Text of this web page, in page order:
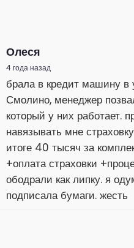
Олеся
4 года назад
брала в кредит машину в
Смолино, менеджер
который у них работает.
навязывать мне
итоге 40 тысяч за
+оплата страховки
ободрали как липку. я
подписала бумаги. жесть